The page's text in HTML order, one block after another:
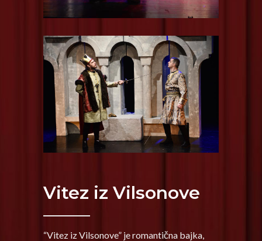
Vitez iz Vilsonove
“Vitez iz Vilsonove” je romantična bajka,